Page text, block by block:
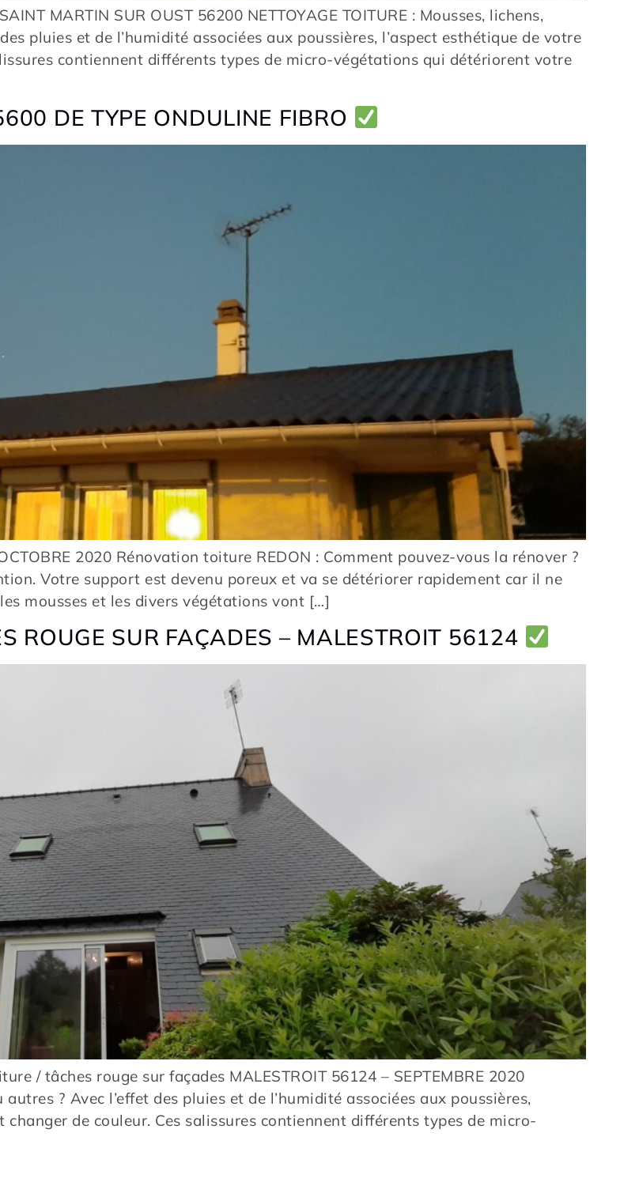
MARTIN SUR OUST 56200 NETTOYAGE TOITURE : Mousses, lichens,
pluies et de l’humidité associées aux poussières, l’aspect esthétique de votre
contiennent différents types de micro-végétations qui détériorent votre
DE TYPE ONDULINE FIBRO
2020 Rénovation toiture REDON : Comment pouvez-vous la rénover ?
Votre support est devenu poreux et va se détériorer rapidement car il ne
mousses et les divers végétations vont […]
ROUGE SUR FAÇADES – MALESTROIT 56124
/ tâches rouge sur façades MALESTROIT 56124 – SEPTEMBRE 2020
? Avec l’effet des pluies et de l’humidité associées aux poussières,
de couleur. Ces salissures contiennent différents types de micro-